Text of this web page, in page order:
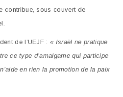
contribue, sous couvert de
de l’UEJF :« Israël ne pratique
ce type d’amalgame qui participe
en rien la promotion de la paix